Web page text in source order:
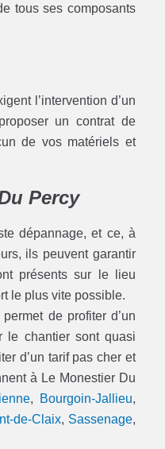
tous ses composants
l’intervention d’un
un contrat de
de vos matériels et
Percy
dépannage, et ce, à
ils peuvent garantir
présents sur le lieu
le plus vite possible.
de profiter d’un
le chantier sont quasi
d’un tarif pas cher et
à Le Monestier Du
, Bourgoin-Jallieu,
de-Claix, Sassenage,